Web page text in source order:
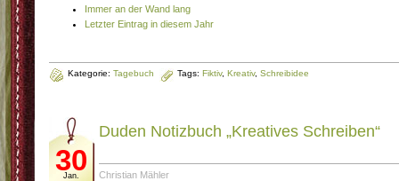
Immer an der Wand lang
Letzter Eintrag in diesem Jahr
Kategorie: Tagebuch Tags: Fiktiv, Kreativ, Schreibidee
30
Jan.
Duden Notizbuch „Kreatives Schreiben“
Christian Mähler